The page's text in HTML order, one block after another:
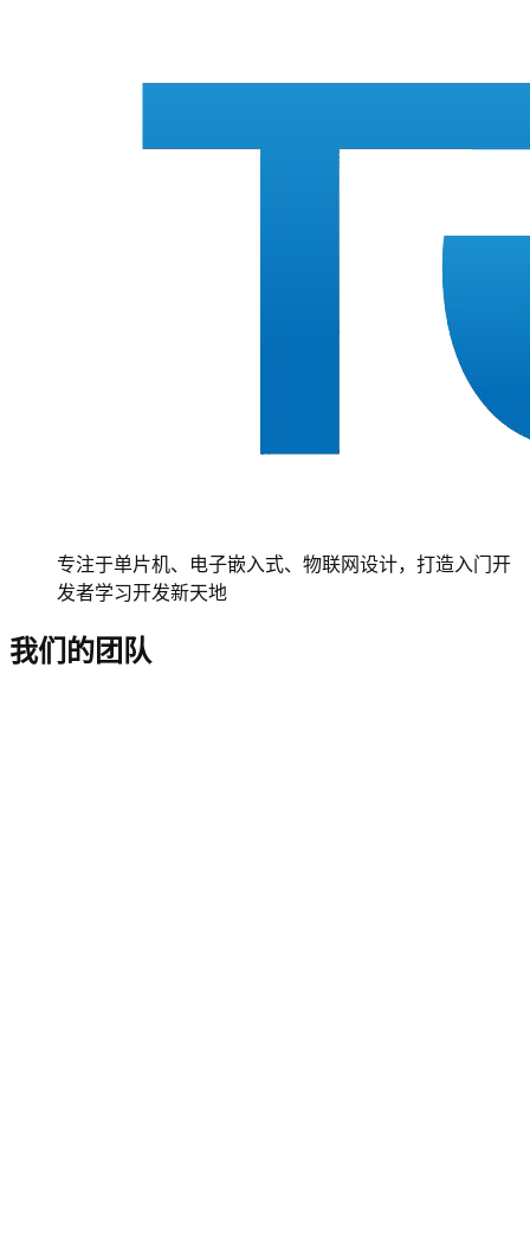
专注于单片机、电子嵌入式、物联网设计，打造入门开
发者学习开发新天地
我们的团队